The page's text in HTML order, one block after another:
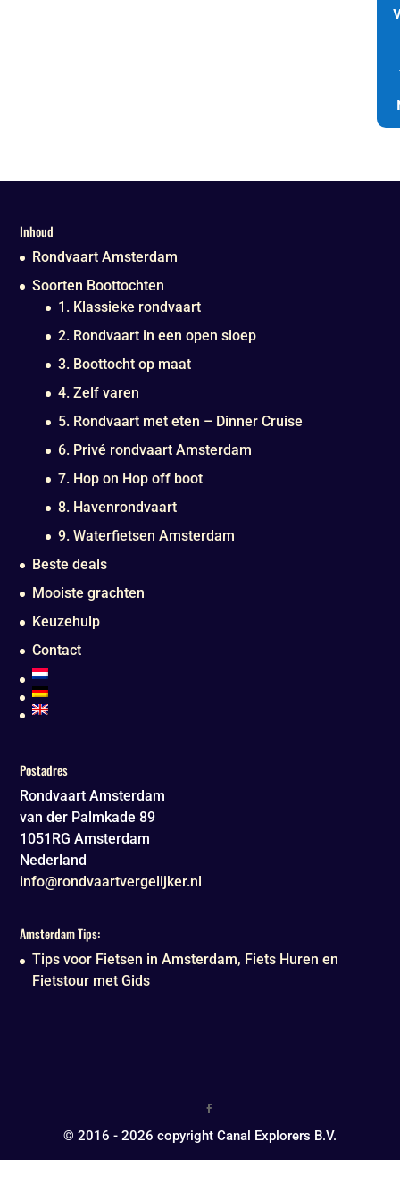
Inhoud
Rondvaart Amsterdam
Soorten Boottochten
1. Klassieke rondvaart
2. Rondvaart in een open sloep
3. Boottocht op maat
4. Zelf varen
5. Rondvaart met eten – Dinner Cruise
6. Privé rondvaart Amsterdam
7. Hop on Hop off boot
8. Havenrondvaart
9. Waterfietsen Amsterdam
Beste deals
Mooiste grachten
Keuzehulp
Contact
Postadres
Rondvaart Amsterdam
van der Palmkade 89
1051RG Amsterdam
Nederland
info@rondvaartvergelijker.nl
Amsterdam Tips:
Tips voor Fietsen in Amsterdam, Fiets Huren en
Fietstour met Gids
© 2016 - 2026 copyright Canal Explorers B.V.